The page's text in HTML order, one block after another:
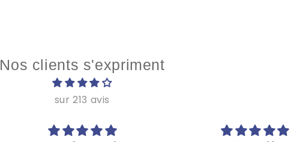
Nos clients s'expriment
sur 213 avis